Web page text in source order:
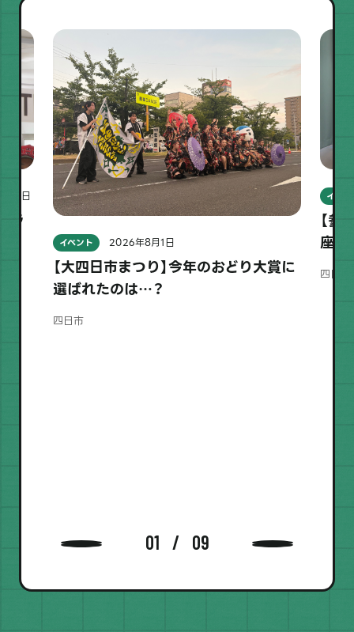
27日
ラ
イベント 2026年8月1日
【大四日市まつり】今年のおどり大賞に
選ばれたのは…？
四日市
イベ
【参
座
四日市
01 09